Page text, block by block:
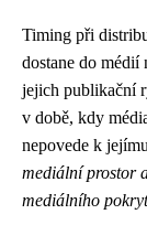
Timing při
dostane do médií
jejich publikační
v době, kdy
nepovede k
mediální prostor
mediálního